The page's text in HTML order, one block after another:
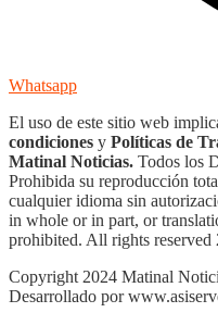
Whatsapp
El uso de este sitio web
condiciones y Políticas de
Matinal Noticias. Todos los
Prohibida su reproducción
cualquier idioma sin
in whole or in part, or
prohibited. All rights reserved
Copyright 2024 Matinal
Desarrollado por